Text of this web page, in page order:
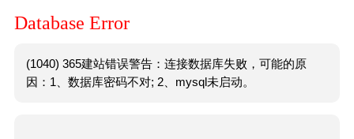
Database Error
(1040) 365建站错误警告：连接数据库失败，可能的原
因：1、数据库密码不对; 2、mysql未启动。